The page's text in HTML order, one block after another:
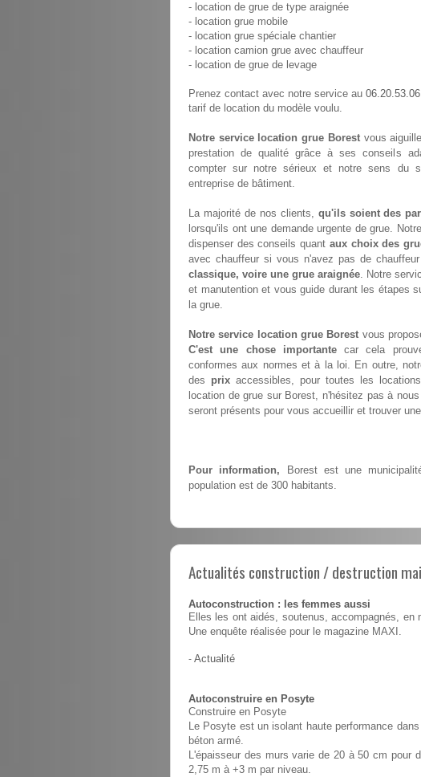
- location de grue de type araignée
- location grue mobile
- location grue spéciale chantier
- location camion grue avec chauffeur
- location de grue de levage
Prenez contact avec notre service au
tarif de location du modèle voulu.
Notre service location grue Borestvous
prestation de qualité grâce à ses conseils
compter sur notre sérieux et notre sens du
entreprise de bâtiment.
La majorité de nos clients, qu'ils soient des
lorsqu'ils ont une demande urgente de grue.
dispenser des conseils quant aux choix des
avec chauffeur si vous n'avez pas de
classique, voire une grue araignée. Notre
et manutention et vous guide durant les étapes
la grue.
Notre service location grue Borest vous
C'est une chose importantecar cela
conformes aux normes et à la loi. En outre,
des prixaccessibles, pour toutes les
location de grue sur Borest, n'hésitez pas à
seront présents pour vous accueillir et trouver
Pour information, Borest est une
population est de 300 habitants.
Actualités construction / destruction
Autoconstruction : les femmes aussi
Elles les ont aidés, soutenus, accompagnés,
Une enquête réalisée pour le magazine MAXI.
- Actualité
Autoconstruire en Posyte
Construire en Posyte
Le Posyte est un isolant haute performance
béton armé.
L'épaisseur des murs varie de 20 à 50 cm pour
2,75 m à +3 m par niveau.